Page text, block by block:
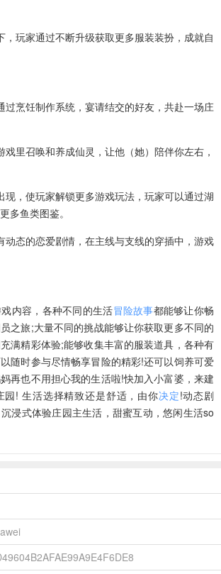
玩家通过不断升级获取更多服装装扮，成就自
烹饪制作系统，宴请结交的好友，共赴一场庄
里召唤和养成仙灵，让他（她）陪伴你左右，
现，使玩家解锁更多游戏玩法，玩家可以通过湖
多鱼类图鉴。
态的恋爱剧情，在主线与支线的穿插中，游戏
内容，各种不同的生活冒险故事都能够让你畅
之旅;大量不同的挑战能够让你获取更多不同的
满精彩体验;能够收集丰富的服装道具，各种有
随时参与尽情畅享冒险的精彩!还可以饲养可爱
再也不用担心我的生活啦!快加入小富婆，来建
园! 生活选择精致还是舒适，由你决定!动态剧
浸式体验庄园主生活，甜蜜互动，悠闲生活so